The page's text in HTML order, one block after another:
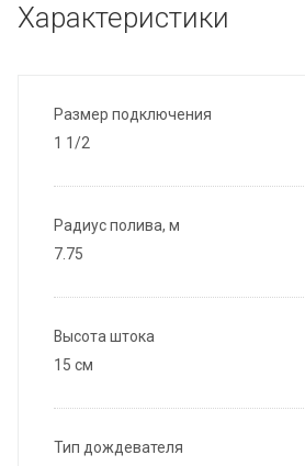
Характеристики
Размер подключения
1 1/2
Радиус полива, м
7.75
Высота штока
15 см
Тип дождевателя